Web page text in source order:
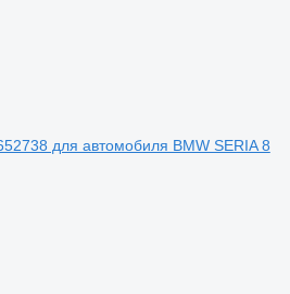
для автомобиля BMW SERIA 8